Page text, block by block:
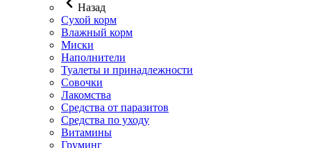
Назад
Сухой корм
Влажный корм
Миски
Наполнители
Туалеты и принадлежности
Совочки
Лакомства
Средства от паразитов
Средства по уходу
Витамины
Груминг